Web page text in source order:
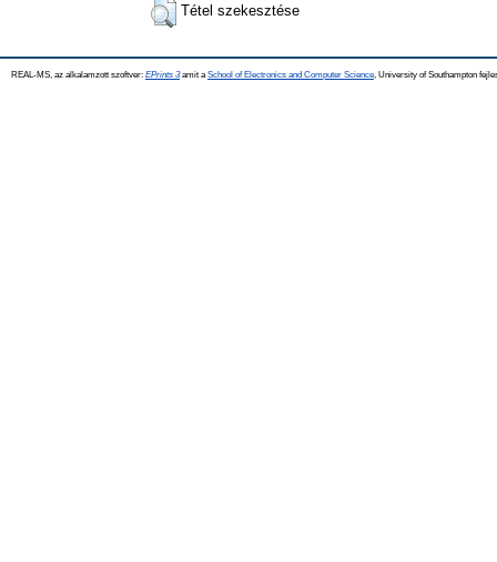
Tétel szekesztése
REAL-MS, az alkalamzott szoftver: EPrints 3amit a School of Electronics and Computer Science , University of Southampton